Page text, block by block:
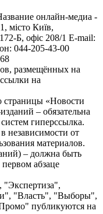
онлайн-медиа -
місто Київ,
Б, офіс 208/1 E-mail:
044-205-43-00
размещённых на
на
страницы «Новости
– обязательна
гиперссылка.
независимости от
материалов.
– должна быть
абзаце
"Власть", "Выборы",
публикуются на